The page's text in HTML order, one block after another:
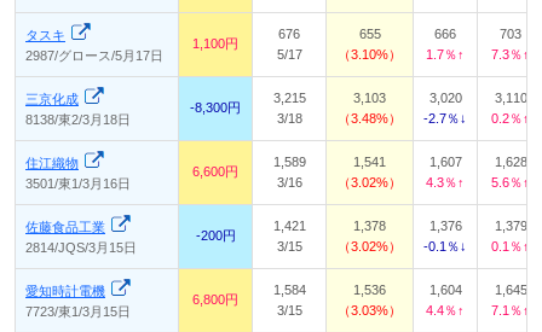
タスキ
2987/グロース/5月17日
1,100円
676
5/17
655
3.10%
666
1.7％↑
703
7.3％↑
三京化成
8138/東2/3月18日
-8,300円
3,215
3/18
3,103
3.48%
3,020
-2.7％↓
3,110
0.2％↑
住江織物
3501/東1/3月16日
6,600円
1,589
3/16
1,541
3.02%
1,607
4.3％↑
1,628
5.6％↑
佐藤食品工業
2814/JQS/3月15日
-200円
1,421
3/15
1,378
3.02%
1,376
-0.1％↓
1,379
0.1％↑
愛知時計電機
7723/東1/3月15日
6,800円
1,584
3/15
1,536
3.03%
1,604
4.4％↑
1,645
7.1％↑